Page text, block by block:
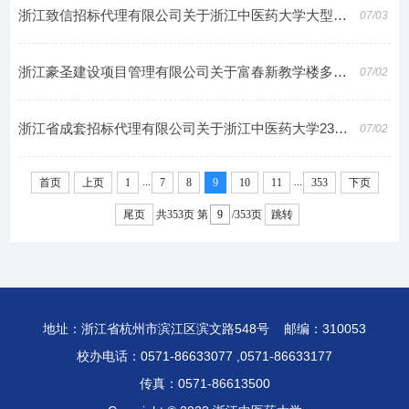
浙江致信招标代理有限公司关于浙江中医药大学大型科研仪器设备保险服务（共享保）废标公告 07/03
浙江豪圣建设项目管理有限公司关于富春新教学楼多媒体教室云课堂设备中标(成交)结果公告 07/02
浙江省成套招标代理有限公司关于浙江中医药大学23号楼中央空调系统改造工程的竞争性磋商公告 07/02
首页 上页 1 ... 7 8 9 10 11 ... 353 下页
尾页 共353页 第 /353页 跳转
地址：浙江省杭州市滨江区滨文路548号 邮编：310053
校办电话：0571-86633077 ,0571-86633177
传真：0571-86613500